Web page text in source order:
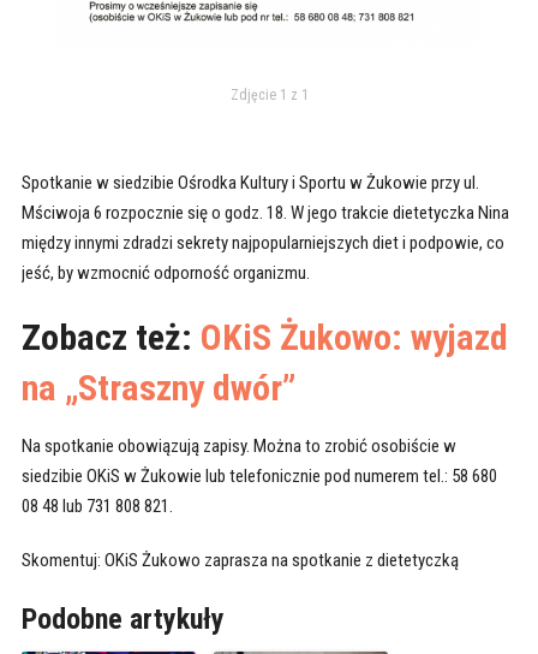
Zdjęcie 1 z 1
Spotkanie w siedzibie Ośrodka Kultury i Sportu w Żukowie przy ul.
Mściwoja 6 rozpocznie się o godz. 18. W jego trakcie dietetyczka Nina
między innymi zdradzi sekrety najpopularniejszych diet i podpowie, co
jeść, by wzmocnić odporność organizmu.
Zobacz też: OKiS Żukowo: wyjazd
na „Straszny dwór”
Na spotkanie obowiązują zapisy. Można to zrobić osobiście w
siedzibie OKiS w Żukowie lub telefonicznie pod numerem tel.: 58 680
08 48 lub 731 808 821.
Skomentuj: OKiS Żukowo zaprasza na spotkanie z dietetyczką
Podobne artykuły